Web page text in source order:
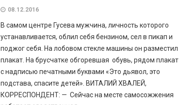
08.12.2016
В самом центре Гусева мужчина, личность которого
устанавливается, облил себя бензином, сел в пикап и
поджог себя. На лобовом стекле машины он разместил
плакат. На брусчатке обгоревшая обувь, рядом плакат
с надписью печатными буквами «Это дьявол, это
подстава, спасите детей». ВИТАЛИЙ ХВАЛЕЙ,
КОРРЕСПОНДЕНТ: — Сейчас на месте самосожжения